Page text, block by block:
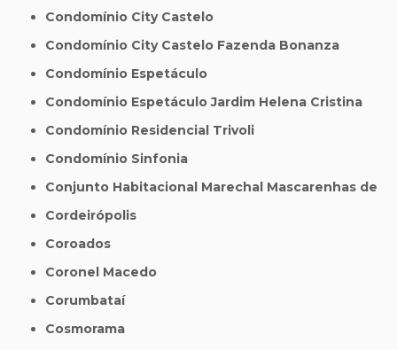
Condomínio City Castelo
Condomínio City Castelo Fazenda Bonanza
Condomínio Espetáculo
Condomínio Espetáculo Jardim Helena Cristina
Condomínio Residencial Trivoli
Condomínio Sinfonia
Conjunto Habitacional Marechal Mascarenhas de
Cordeirópolis
Coroados
Coronel Macedo
Corumbataí
Cosmorama